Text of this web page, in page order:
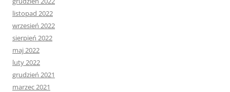
listopad 2022
wrzesień 2022
sierpień 2022
maj 2022
luty 2022
grudzień 2021
marzec 2021